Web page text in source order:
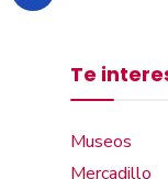
Te
Museos
Mercadillo